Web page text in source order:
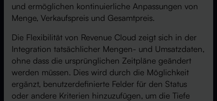
und ermöglichen kontinuierliche Anpassungen von
Menge, Verkaufspreis und Gesamtpreis.
Die Flexibilität von Revenue Cloud zeigt sich in der
Integration tatsächlicher Mengen- und Umsatzdaten,
ohne dass die ursprünglichen Zeitpläne geändert
werden müssen. Dies wird durch die Möglichkeit
ergänzt, benutzerdefinierte Felder für den Status
oder andere Kriterien hinzuzufügen, um die Tiefe